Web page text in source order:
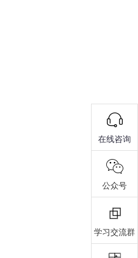
在线咨询
公众号
学习交流群